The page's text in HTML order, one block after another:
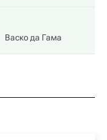
Васко да Гама